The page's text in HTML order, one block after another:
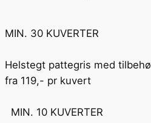
MIN. 30 KUVERTER
Helstegt pattegris med
fra 119,- pr kuvert
MIN. 10 KUVERTER